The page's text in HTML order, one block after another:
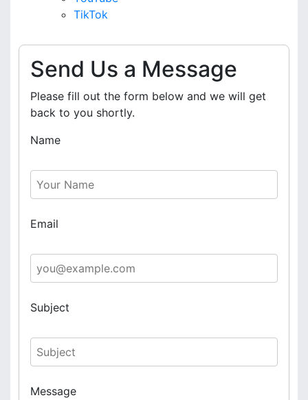
TikTok
Send Us a Message
Please fill out the form below and we will get
back to you shortly.
Name
Email
Subject
Message